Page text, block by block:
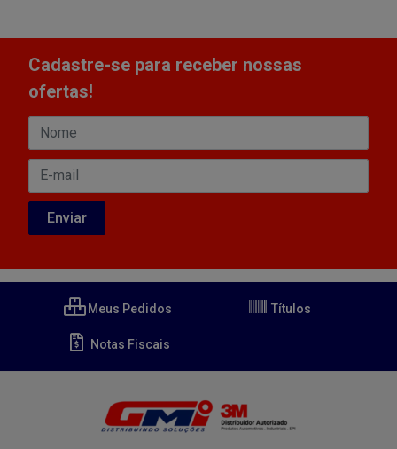
Cadastre-se para receber nossas
ofertas!
Meus Pedidos Títulos
Notas Fiscais